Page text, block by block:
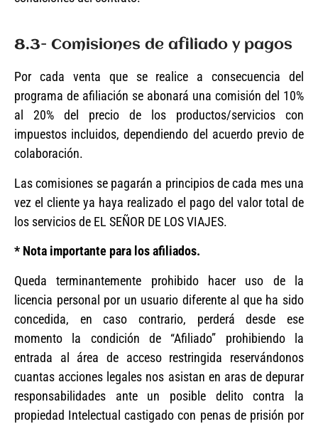
8.3- Comisiones de afiliado y pagos
Por cada venta que se realice a consecuencia del
programa de afiliación se abonará una comisión del 10%
al 20% del precio de los productos/servicios con
impuestos incluidos, dependiendo del acuerdo previo de
colaboración.
Las comisiones se pagarán a principios de cada mes una
vez el cliente ya haya realizado el pago del valor total de
los servicios de EL SEÑOR DE LOS VIAJES.
* Nota importante para los afiliados.
Queda terminantemente prohibido hacer uso de la
licencia personal por un usuario diferente al que ha sido
concedida, en caso contrario, perderá desde ese
momento la condición de “Afiliado” prohibiendo la
entrada al área de acceso restringida reservándonos
cuantas acciones legales nos asistan en aras de depurar
responsabilidades ante un posible delito contra la
propiedad Intelectual castigado con penas de prisión por